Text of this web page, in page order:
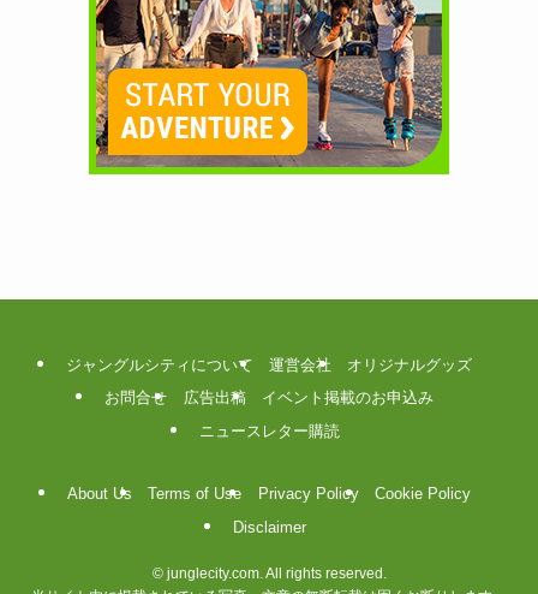
ジャングルシティについて 運営会社
オリジナルグッズ
お問合せ
広告出稿
イベント掲載のお申込み
ニュースレター購読
About Us Terms of Use Privacy Policy
Cookie Policy
Disclaimer
©junglecity.com. All rights reserved.